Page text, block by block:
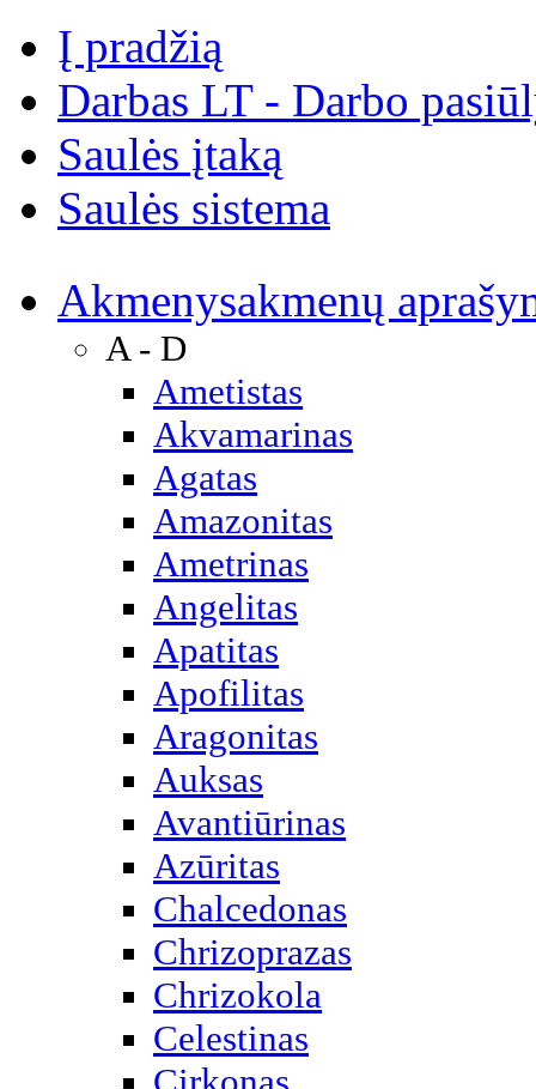
Į pradžią
Darbas LT - Darbo
Saulės įtaką
Saulės sistema
Akmenysakmenų
A - D
Ametistas
Akvamarinas
Agatas
Amazonitas
Ametrinas
Angelitas
Apatitas
Apofilitas
Aragonitas
Auksas
Avantiūrinas
Azūritas
Chalcedonas
Chrizoprazas
Chrizokola
Celestinas